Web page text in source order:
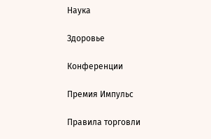
Наука
Здоровье
Конференции
Премия Импульс
Правила торговли